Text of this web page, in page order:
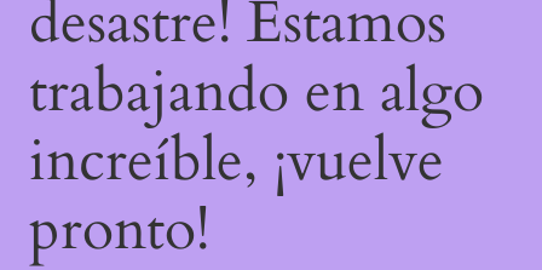
desastre! Estamos
trabajando en algo
increíble, ¡vuelve
pronto!